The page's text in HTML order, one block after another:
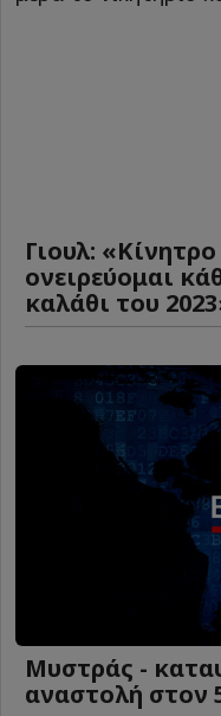
Γιουλ:
ονειρεύομαι
καλάθι του
Μυστράς -
αναστολή στον